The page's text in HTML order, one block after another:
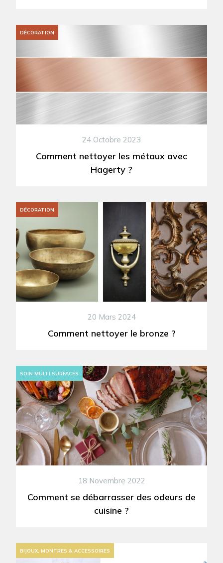
DÉCORATION
24 Octobre 2023
Comment nettoyer les métaux avec
Hagerty ?
DÉCORATION
20 Mars 2024
Comment nettoyer le bronze ?
SOIN MULTI SURFACES
18 Novembre 2022
Comment se débarrasser des odeurs de
cuisine ?
BIJOUX, MONTRES & ACCESSOIRES